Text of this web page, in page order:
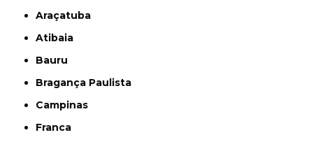
Araçatuba
Atibaia
Bauru
Bragança Paulista
Campinas
Franca